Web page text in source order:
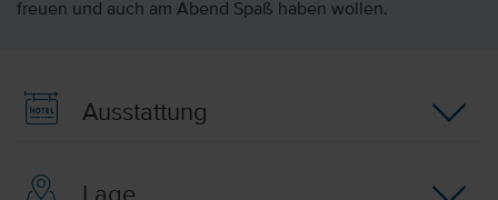
freuen und auch am Abend Spaß haben wollen.
Ausstattung
Lage